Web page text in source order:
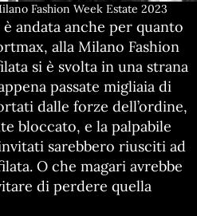
Fashion Week Estate 2023
andata anche per quanto
alla Milano Fashion
si è svolta in una strana
passate migliaia di
dalle forze dell’ordine,
bloccato, e la palpabile
sarebbero riusciti ad
O che magari avrebbe
di perdere quella